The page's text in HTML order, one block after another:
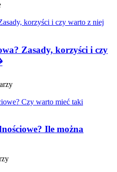
Zasady, korzyści i czy
Ile można